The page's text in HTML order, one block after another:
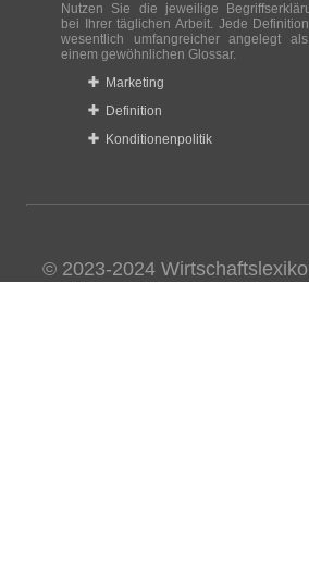
Nutzen Sie die jeweilige
bei Ihrer täglichen Arbeit. Jede
wesentlich umfangreicher angelegt
einem gewöhnlichen Glossar.
Marketing
Definition
Konditionenpolitik
© 2023-2024